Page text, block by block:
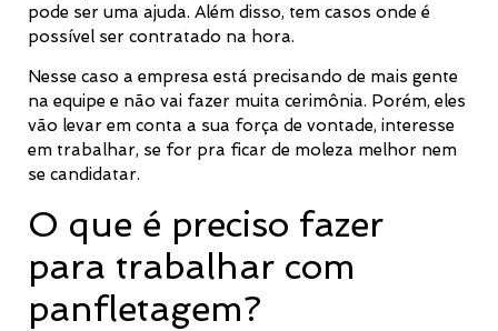
pode ser uma ajuda. Além disso, tem casos onde é
possível ser contratado na hora.
Nesse caso a empresa está precisando de mais gente
na equipe e não vai fazer muita cerimônia. Porém, eles
vão levar em conta a sua força de vontade, interesse
em trabalhar, se for pra ficar de moleza melhor nem
se candidatar.
O que é preciso fazer
para trabalhar com
panfletagem?